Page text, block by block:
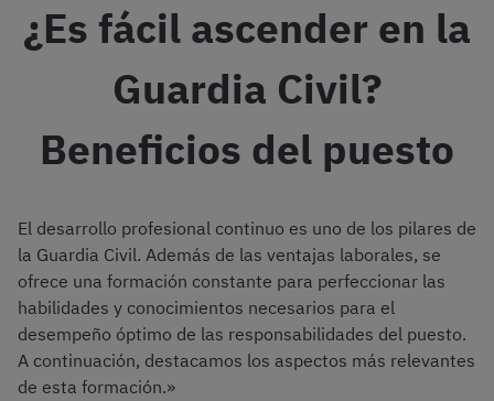
¿Es fácil ascender en la
Guardia Civil?
Beneficios del puesto
El desarrollo profesional continuo es uno de los pilares de
la Guardia Civil. Además de las ventajas laborales, se
ofrece una formación constante para perfeccionar las
habilidades y conocimientos necesarios para el
desempeño óptimo de las responsabilidades del puesto.
A continuación, destacamos los aspectos más relevantes
de esta formación.»